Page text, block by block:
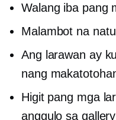
Walang iba pang
Malambot na
Ang larawan ay
nang
Higit pang mga
anggulo sa